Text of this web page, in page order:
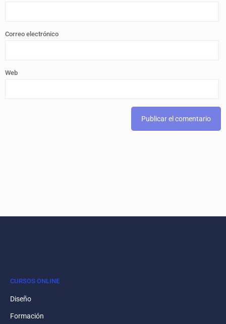
Correo electrónico
Web
CURSOS ONLINE
Diseño
Formación